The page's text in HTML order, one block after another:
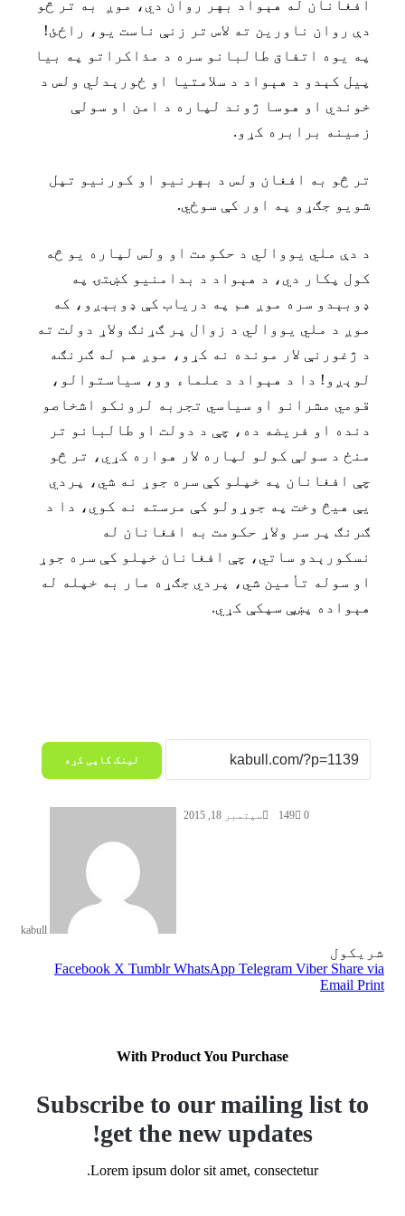
افغانان له هېواد بهر روان دي، موږ به تر څو
دې روان ناورين ته لاس تر زنې ناست يو، راځئ!
په يوه اتفاق طالبانو سره د مذاکراتو په بيا
پيل کېدو د هېواد د سلامتيا او ځورېدلي ولس د
خوندي او هوسا ژوند لپاره د امن او سولې
زمينه برابره کړو.
تر څو به افغان ولس د بهرنيو او کورنيو تپل
شويو جګړو په اور کې سوځي.
د دې ملي يووالي د حکومت او ولس لپاره يو څه
کول پکار دي، د هېواد د بدامنيو کښتۍ په
ډوبېدو سره موږ هم په درياب کې ډوبېږو، که
موږ د ملي يووالي د زوال پر ګړنګ ولاړ دولت ته
د ژغورنې لار مونده نه کړو، موږ هم له ګرنګه
لوېږو! دا د هېواد د علماء وو، سياستوالو،
قومي مشرانو او سياسي تجربه لرونکو اشخاصو
دنده او فريضه ده، چې د دولت او طالبانو تر
منځ د سولې کولو لپاره لار هواره کړي، تر څو
چې افغانان په خپلو کې سره جوړ نه شي، پردي
يې هيڅ وخت په جوړولو کې مرسته نه کوي، دا د
ګرنګ پر سر ولاړ حکومت به افغانان له
نسکورېدو ساتي، چې افغانان خپلو کې سره جوړ
او سوله تأمين شي، پردي جګړه مار به خپله له
هېواده پښې سپکې کړي.
لینک کاپی کړه
kabull
سپتمبر 18, 2015 0
149
شریکول
Facebook X Tumblr WhatsApp Telegram Viber Share via
Email Print
With Product You Purchase
Subscribe to our mailing list to
get the new updates!
Lorem ipsum dolor sit amet, consectetur.